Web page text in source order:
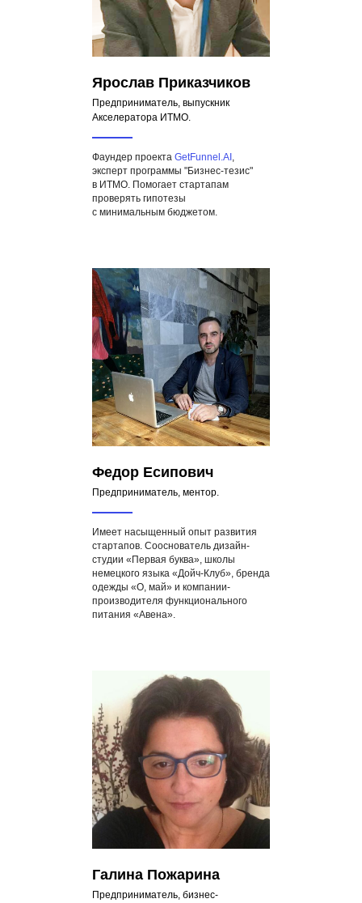
Ярослав Приказчиков
Предприниматель, выпускник
Акселератора ИТМО.
Фаундер проекта GetFunnel.AI ,
эксперт программы "Бизнес-тезис"
в ИТМО. Помогает стартапам
проверять гипотезы
с минимальным бюджетом.
Федор Есипович
Предприниматель, ментор.
Имеет насыщенный опыт развития
стартапов. Сооснователь дизайн-
студии «Первая буква», школы
немецкого языка «Дойч-Клуб», бренда
одежды «О, май» и компании-
производителя функционального
питания «Авена».
Галина Пожарина
Предприниматель, бизнес-